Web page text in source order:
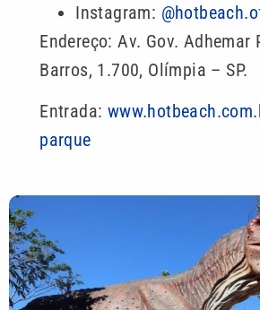
Instagram:
Endereço: Av. Gov. Adhemar
Barros, 1.700, Olímpia – SP.
Entrada:
parque